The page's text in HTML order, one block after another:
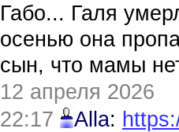
Габо... Галя
осенью она
сын, что мамы
12 апреля 2026
22:17
Alla: